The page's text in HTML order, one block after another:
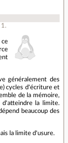
1 .
généralement des
cycles d'écriture et
de la mémoire,
la limite.
beaucoup des
la limite d'usure.